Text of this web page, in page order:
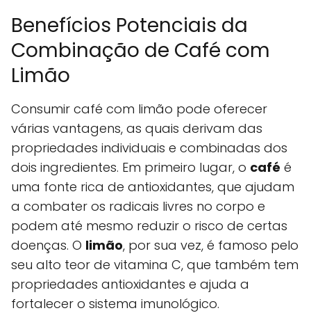
Benefícios Potenciais da
Combinação de Café com
Limão
Consumir café com limão pode oferecer
várias vantagens, as quais derivam das
propriedades individuais e combinadas dos
dois ingredientes. Em primeiro lugar, o café é
uma fonte rica de antioxidantes, que ajudam
a combater os radicais livres no corpo e
podem até mesmo reduzir o risco de certas
doenças. O limão, por sua vez, é famoso pelo
seu alto teor de vitamina C, que também tem
propriedades antioxidantes e ajuda a
fortalecer o sistema imunológico.